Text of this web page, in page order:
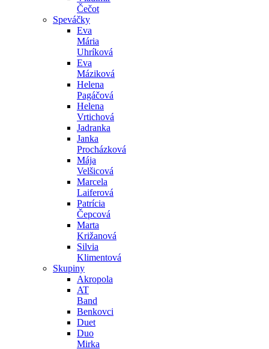
Čečot
Speváčky
Eva
Mária
Uhríková
Eva
Máziková
Helena
Pagáčová
Helena
Vrtichová
Jadranka
Janka
Procházková
Mája
Velšicová
Marcela
Laiferová
Patrícia
Čepcová
Marta
Križanová
Silvia
Klimentová
Skupiny
Akropola
AT
Band
Benkovci
Duet
Duo
Mirka